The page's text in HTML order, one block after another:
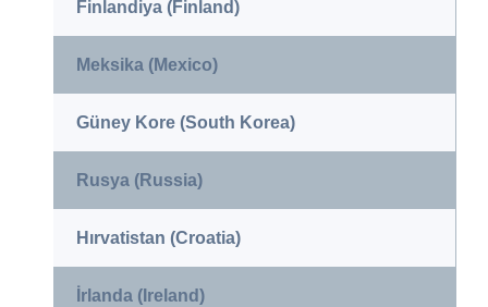
Finlandiya (Finland)
Meksika (Mexico)
Güney Kore (South Korea)
Rusya (Russia)
Hırvatistan (Croatia)
İrlanda (Ireland)